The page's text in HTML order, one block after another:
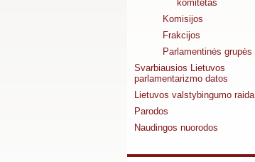
komitetas
Komisijos
Frakcijos
Parlamentinės grupės
Svarbiausios Lietuvos
parlamentarizmo datos
Lietuvos valstybingumo raida
Parodos
Naudingos nuorodos